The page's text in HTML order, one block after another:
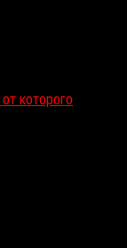
которого